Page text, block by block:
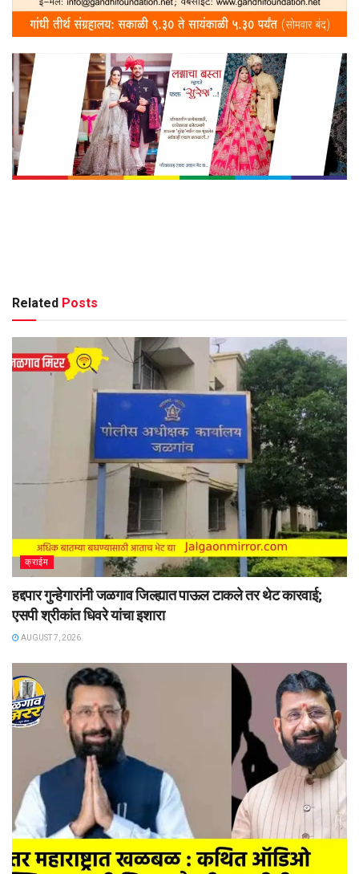
Related Posts
क्राईम
हद्दपार गुन्हेगारांनी जळगाव जिल्ह्यात पाऊल टाकले तर थेट कारवाई;
एसपी श्रीकांत धिवरे यांचा इशारा
AUGUST 7, 2026